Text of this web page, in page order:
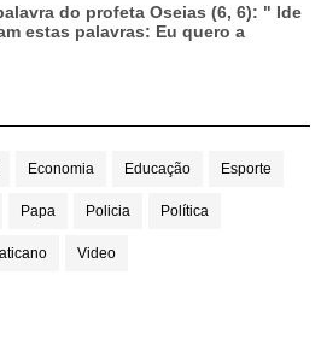
do profeta Oseias (6, 6): " Ide
estas palavras: Eu quero a
Economia Educação Esporte
Papa Policia Política
Video